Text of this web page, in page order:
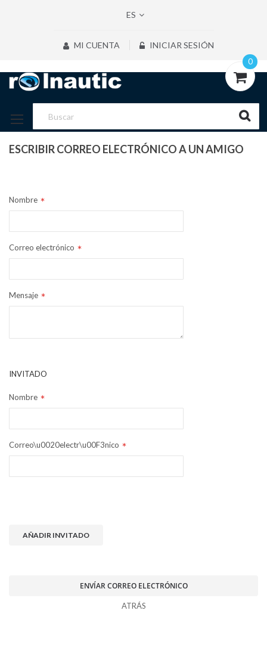
ES
MI CUENTA INICIAR SESIÓN
0
ESCRIBIR CORREO ELECTRÓNICO A UN AMIGO
Nombre
Correo electrónico
Mensaje
INVITADO
Nombre
Correo\u0020electr\u00F3nico
AÑADIR INVITADO
ENVÍAR CORREO ELECTRÓNICO
ATRÁS